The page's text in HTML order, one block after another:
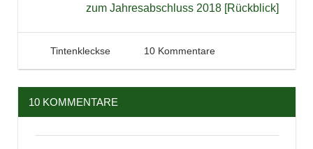
Psychothriller
Rückblick
Thriller
zum Jahresabschluss 2018 [Rückblick]
30. Dezember 2018
Tintenhain
Tintenkleckse 10 Kommentare
10 KOMMENTARE